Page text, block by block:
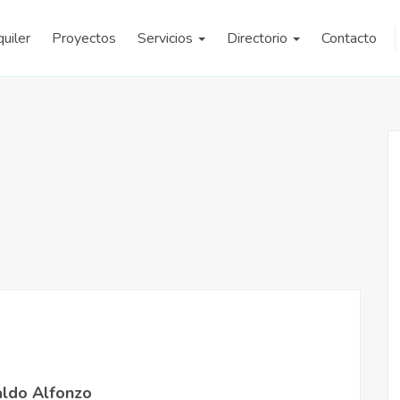
Proyectos Servicios Directorio Contacto
Alfonzo